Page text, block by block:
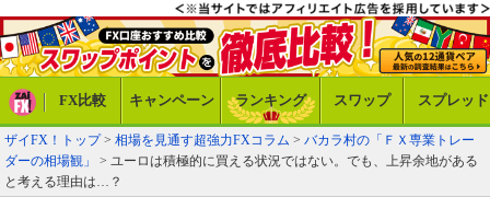
FX比較 キャンペーン ランキング スワップ スプレッド
ザイFX！トップ> 相場を見通す超強力FXコラム > バカラ村の「ＦＸ専業トレー
ダーの相場観」
> ユーロは積極的に買える状況ではない。でも、上昇余地がある
と考える理由は…？